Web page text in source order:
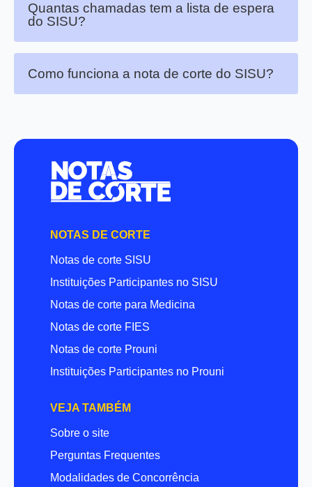
Quantas chamadas tem a lista de espera
do SISU?
Como funciona a nota de corte do SISU?
NOTAS DE CORTE
Notas de corte SISU
Instituições Participantes no SISU
Notas de corte para Medicina
Notas de corte FIES
Notas de corte Prouni
Instituições Participantes no Prouni
VEJA TAMBÉM
Sobre o site
Perguntas Frequentes
Modalidades de Concorrência